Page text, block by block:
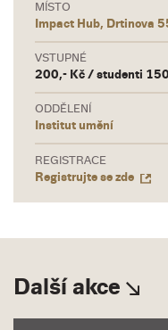
MÍSTO
Impact Hub, Drtinova
VSTUPNÉ
200,- Kč / studenti
ODDĚLENÍ
Institut umění
REGISTRACE
Registrujte se zde
Další akce